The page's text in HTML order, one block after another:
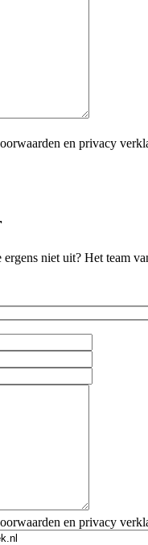
en privacy
niet uit? Het team
en privacy